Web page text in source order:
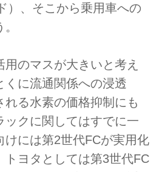
）、そこから乗用車への
のマスが大きいと考え
くに流通関係への浸透
れる水素の価格抑制にも
ックに関してはすでに一
けには第2世代FCが実用化
トヨタとしては第3世代FC